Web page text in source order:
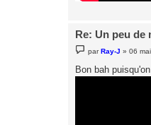
Re: Un peu de
e
s
parRay-J »06
Bon bah